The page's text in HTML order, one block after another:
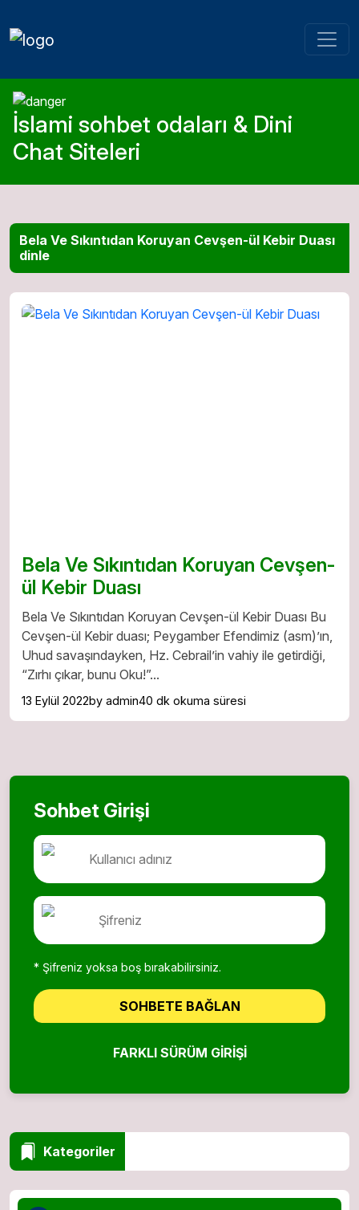
İslami sohbet odaları & Dini
Chat Siteleri
Bela Ve Sıkıntıdan Koruyan Cevşen-ül Kebir Duası
dinle
Bela Ve Sıkıntıdan Koruyan Cevşen-
ül Kebir Duası
Bela Ve Sıkıntıdan Koruyan Cevşen-ül Kebir Duası Bu
Cevşen-ül Kebir duası; Peygamber Efendimiz (asm)’ın,
Uhud savaşındayken, Hz. Cebrail’in vahiy ile getirdiği,
“Zırhı çıkar, bunu Oku!”...
13 Eylül 2022by admin40 dk okuma süresi
Sohbet Girişi
* Şifreniz yoksa boş bırakabilirsiniz.
SOHBETE BAĞLAN
FARKLI SÜRÜM GIRIŞI
Kategoriler